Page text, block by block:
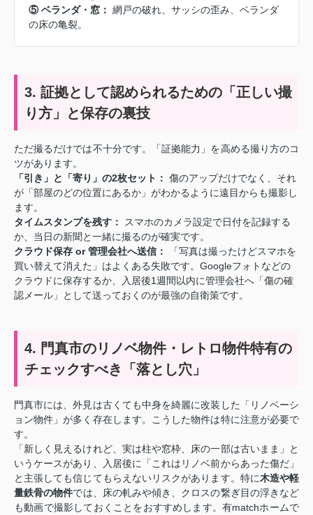
⑤ ベランダ・窓： 網戸の破れ、サッシの歪み、ベランダ
の床の亀裂。
3. 証拠として認められるための「正しい撮
り方」と保存の裏技
ただ撮るだけでは不十分です。「証拠能力」を高める撮り方のコ
ツがあります。
「引き」と「寄り」の2枚セット： 傷のアップだけでなく、それ
が「部屋のどの位置にあるか」がわかるように遠目からも撮影し
ます。
タイムスタンプを残す：
スマホのカメラ設定で日付を記録する
か、当日の新聞と一緒に撮るのが確実です。
クラウド保存 or 管理会社へ送信：
「写真は撮ったけどスマホを
買い替えて消えた」はよくある失敗です。Googleフォトなどの
クラウドに保存するか、入居後1週間以内に管理会社へ「傷の確
認メール」として送っておくのが最強の自衛策です。
4. 門真市のリノベ物件・レトロ物件特有の
チェックすべき「落とし穴」
門真市には、外見は古くても中身を綺麗に改装した「リノベーシ
ョン物件」が多く存在します。こうした物件は特に注意が必要で
す。
「新しく見えるけれど、実は柱や窓枠、床の一部は古いまま」と
いうケースがあり、入居後に「これはリノベ前からあった傷だ」
と主張しても信じてもらえないリスクがあります。特に木造や軽
量鉄骨の物件では、床の軋みや傾き、クロスの繋ぎ目の浮きなど
も動画で撮影しておくことをおすすめします。有matchホームで